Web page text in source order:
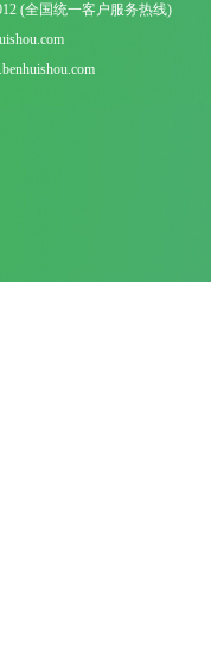
(全国统一客户服务热线)